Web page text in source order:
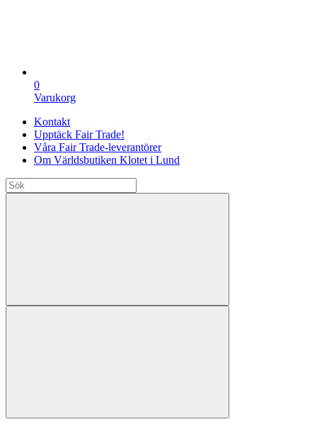
0
Varukorg
Kontakt
Upptäck Fair Trade!
Våra Fair Trade-leverantörer
Om Världsbutiken Klotet i Lund